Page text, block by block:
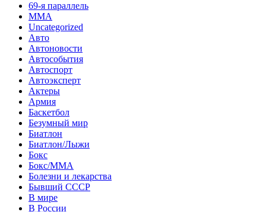
69-я параллель
MMA
Uncategorized
Авто
Автоновости
Автособытия
Автоспорт
Автоэксперт
Актеры
Армия
Баскетбол
Безумный мир
Биатлон
Биатлон/Лыжи
Бокс
Бокс/MMA
Болезни и лекарства
Бывший СССР
В мире
В России